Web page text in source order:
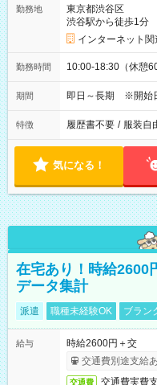
勤務地
東京都渋谷区
渋谷駅から徒歩1分
インターネット関
勤務時間 10:00-18:30（休憩
期間 即日～長期 ※開始
特徴 履歴書不要 / 服装自
気になる！
在宅あり！時給2600
データ集計
派遣 職種未経験OK ブラン
給与
時給2600円＋交
交通費別途支給
交通費 交通費実費